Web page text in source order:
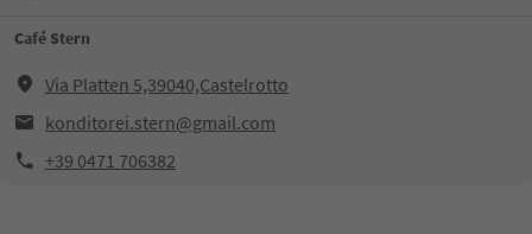
Café Stern
Via Platten 5,39040,Castelrotto
konditorei.stern@gmail.com
+39 0471 706382